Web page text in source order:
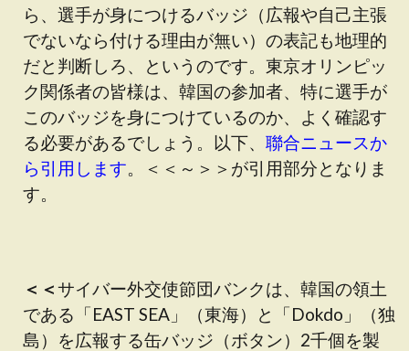
ら、選手が身につけるバッジ（広報や自己主張
でないなら付ける理由が無い）の表記も地理的
だと判断しろ、というのです。東京オリンピッ
ク関係者の皆様は、韓国の参加者、特に選手が
このバッジを身につけているのか、よく確認す
る必要があるでしょう。以下、 聯合ニュースか
ら引用します。＜＜～＞＞が引用部分となりま
す。
＜＜サイバー外交使節団バンクは、韓国の領土
である「EAST SEA」（東海）と「Dokdo」（独
島）を広報する缶バッジ（ボタン）2千個を製